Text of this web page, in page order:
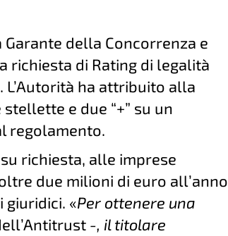
della Concorrenza e
richiesta di Rating di legalità
ha attribuito alla
e due “+” su un
regolamento.
richiesta, alle imprese
due milioni di euro all’anno
giuridici. «Per ottenere una
-, il titolare